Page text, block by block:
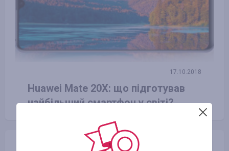
17.10.2018
Huawei Mate 20X: що підготував
найбільший смартфон у світі?